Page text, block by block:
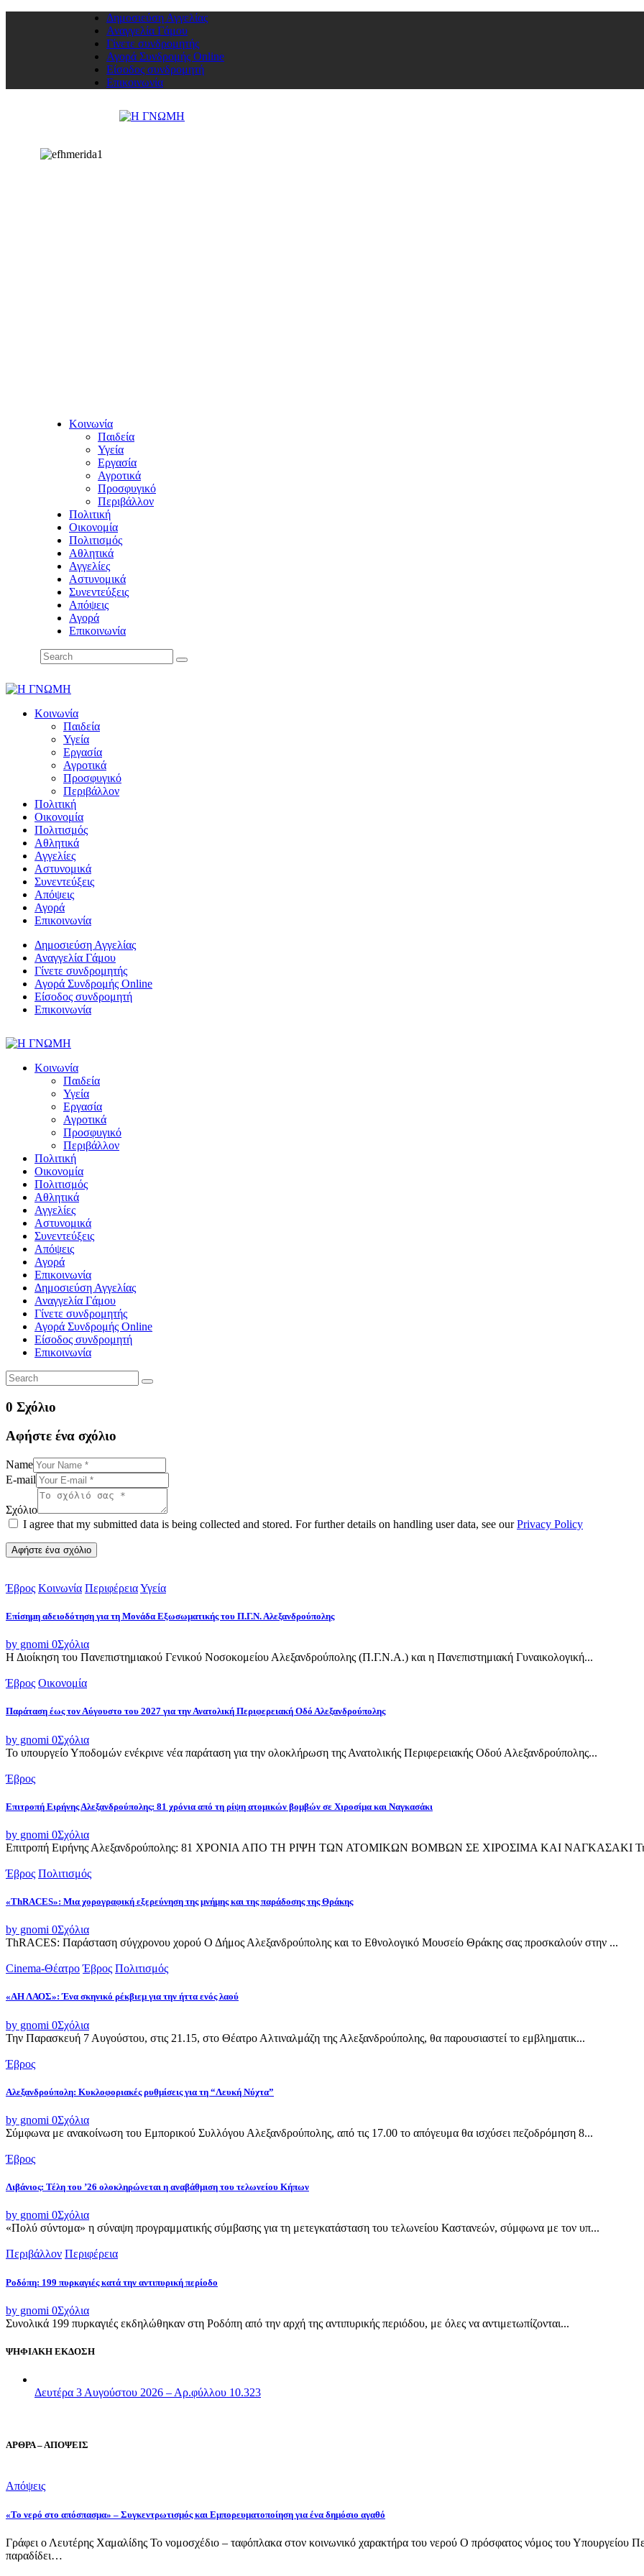
Δημοσιεύση Αγγελίας
Αναγγελία Γάμου
Γίνετε συνδρομητής
Αγορά Συνδρομής Online
Είσοδος συνδρομητή
Επικοινωνία
Κοινωνία
Παιδεία
Υγεία
Εργασία
Αγροτικά
Προσφυγικό
Περιβάλλον
Πολιτική
Οικονομία
Πολιτισμός
Αθλητικά
Αγγελίες
Αστυνομικά
Συνεντεύξεις
Απόψεις
Αγορά
Επικοινωνία
Κοινωνία
Παιδεία
Υγεία
Εργασία
Αγροτικά
Προσφυγικό
Περιβάλλον
Πολιτική
Οικονομία
Πολιτισμός
Αθλητικά
Αγγελίες
Αστυνομικά
Συνεντεύξεις
Απόψεις
Αγορά
Επικοινωνία
Δημοσιεύση Αγγελίας
Αναγγελία Γάμου
Γίνετε συνδρομητής
Αγορά Συνδρομής Online
Είσοδος συνδρομητή
Επικοινωνία
Κοινωνία
Παιδεία
Υγεία
Εργασία
Αγροτικά
Προσφυγικό
Περιβάλλον
Πολιτική
Οικονομία
Πολιτισμός
Αθλητικά
Αγγελίες
Αστυνομικά
Συνεντεύξεις
Απόψεις
Αγορά
Επικοινωνία
Δημοσιεύση Αγγελίας
Αναγγελία Γάμου
Γίνετε συνδρομητής
Αγορά Συνδρομής Online
Είσοδος συνδρομητή
Επικοινωνία
0 Σχόλιο
Αφήστε ένα σχόλιο
Name
E-mail
Σχόλιο
I agree that my submitted data is being collected and stored. For further details on handling user data, see ourPrivacy Policy
Έβρος Κοινωνία ΠεριφέρειαΥγεία
Επίσημη αδειοδότηση για τη Μονάδα Εξωσωματικής του Π.Γ.Ν. Αλεξανδρούπολης
by gnomi 0Σχόλια
Η Διοίκηση του Πανεπιστημιακού Γενικού Νοσοκομείου Αλεξανδρούπολης (Π.Γ.Ν.Α.) και η Πανεπιστημιακή Γυναικολογική...
Έβρος Οικονομία
Παράταση έως τον Αύγουστο του 2027 για την Ανατολική Περιφερειακή Οδό Αλεξανδρούπολης
by gnomi 0Σχόλια
Το υπουργείο Υποδομών ενέκρινε νέα παράταση για την ολοκλήρωση της Ανατολικής Περιφερειακής Οδού Αλεξανδρούπολης...
Έβρος
Επιτροπή Ειρήνης Αλεξανδρούπολης: 81 χρόνια από τη ρίψη ατομικών βομβών σε Χιροσίμα και Ναγκασάκι
by gnomi 0Σχόλια
Επιτροπή Ειρήνης Αλεξανδρούπολης: 81 ΧΡΟΝΙΑ ΑΠΟ ΤΗ ΡΙΨΗ ΤΩΝ ΑΤΟΜΙΚΩΝ ΒΟΜΒΩΝ ΣΕ ΧΙΡΟΣΙΜΑ ΚΑΙ ΝΑΓΚΑΣΑΚΙ
Έβρος Πολιτισμός
«ThRACES»: Μια χορογραφική εξερεύνηση της μνήμης και της παράδοσης της Θράκης
by gnomi 0Σχόλια
ThRACES: Παράσταση σύγχρονου χορού Ο Δήμος Αλεξανδρούπολης και το Εθνολογικό Μουσείο Θράκης σας προσκαλούν στην ...
Cinema-Θέατρο Έβρος Πολιτισμός
«ΑΗ ΛΑΟΣ»: Ένα σκηνικό ρέκβιεμ για την ήττα ενός λαού
by gnomi 0Σχόλια
Την Παρασκευή 7 Αυγούστου, στις 21.15, στο Θέατρο Αλτιναλμάζη της Αλεξανδρούπολης, θα παρουσιαστεί το εμβληματικ...
Έβρος
Αλεξανδρούπολη: Κυκλοφοριακές ρυθμίσεις για τη “Λευκή Νύχτα”
by gnomi 0Σχόλια
Σύμφωνα με ανακοίνωση του Εμπορικού Συλλόγου Αλεξανδρούπολης, από τις 17.00 το απόγευμα θα ισχύσει πεζοδρόμηση 8...
Έβρος
Λιβάνιος: Τέλη του ’26 ολοκληρώνεται η αναβάθμιση του τελωνείου Κήπων
by gnomi 0Σχόλια
«Πολύ σύντομα» η σύναψη προγραμματικής σύμβασης για τη μετεγκατάσταση του τελωνείου Καστανεών, σύμφωνα με τον υπ...
Περιβάλλον Περιφέρεια
Ροδόπη: 199 πυρκαγιές κατά την αντιπυρική περίοδο
by gnomi 0Σχόλια
Συνολικά 199 πυρκαγιές εκδηλώθηκαν στη Ροδόπη από την αρχή της αντιπυρικής περιόδου, με όλες να αντιμετωπίζονται...
ΨΗΦΙΑΚΗ ΕΚΔΟΣΗ
Δευτέρα 3 Αυγούστου 2026 – Αρ.φύλλου 10.323
ΑΡΘΡΑ – ΑΠΟΨΕΙΣ
Απόψεις
«Το νερό στο απόσπασμα» – Συγκεντρωτισμός και Εμπορευματοποίηση για ένα δημόσιο αγαθό
Γράφει ο Λευτέρης Χαμαλίδης Το νομοσχέδιο – ταφόπλακα στον κοινωνικό χαρακτήρα του νερού Ο πρόσφατος νόμος του Υπουργείου
παραδίδει…